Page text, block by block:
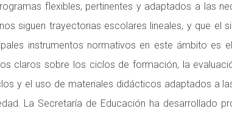
flexibles, pertinentes y adaptados a las
siguen trayectorias escolares lineales, y que
instrumentos normativos en este ámbito
claros sobre los ciclos de formación, la
y el uso de materiales didácticos adaptados a
La Secretaría de Educación ha desarrollado